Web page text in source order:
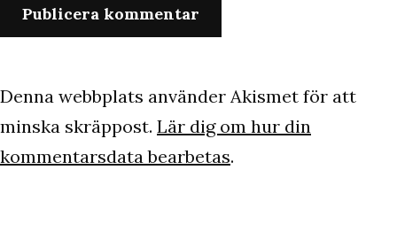
Denna webbplats använder Akismet för att
minska skräppost. Lär dig om hur din
kommentarsdata bearbetas.